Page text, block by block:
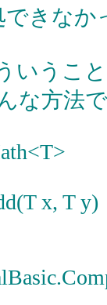
できな
いうこ
な方法
x, T y)